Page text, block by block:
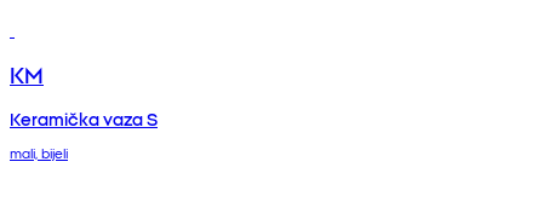
KM
Keramička vaza S
mali, bijeli